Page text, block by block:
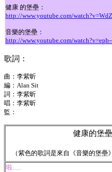
健康 的堡壘：
http://www.youtube.com/
音樂的堡壘：
http://www.youtube.com/
歌詞：
曲：李紫昕
編：Alan Sit
詞：李紫昕
唱：李紫昕
監：
健康的堡壘
（紫色的歌詞是來自《音樂的堡壘
啦......